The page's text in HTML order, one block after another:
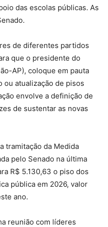
das escolas públicas. As
de diferentes partidos
que o presidente do
AP), coloque em pauta
ou atualização de pisos
envolve a definição de
de sustentar as novas
tramitação da Medida
pelo Senado na última
R$ 5.130,63 o piso dos
pública em 2026, valor
ano.
reunião com líderes